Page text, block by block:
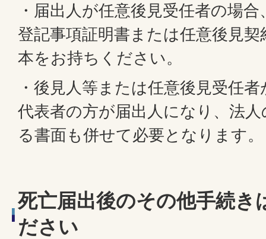
・届出人が任意後見受任者の場
登記事項証明書または任意後見
本をお持ちください。
・後見人等または任意後見受任
代表者の方が届出人になり、法
る書面も併せて必要となります。
死亡届出後のその他手続き
ださい